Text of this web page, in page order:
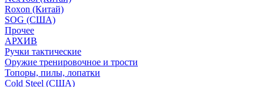
Roxon (Китай)
SOG (США)
Прочее
АРХИВ
Ручки тактические
Оружие тренировочное и трости
Топоры, пилы, лопатки
Cold Steel (США)